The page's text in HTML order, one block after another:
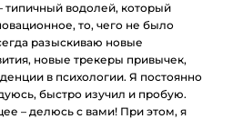
типичный водолей, который
то, чего не было
разыскиваю новые
новые трекеры привычек,
в психологии. Я постоянно
быстро изучил и пробую.
– делюсь с вами! При этом, я